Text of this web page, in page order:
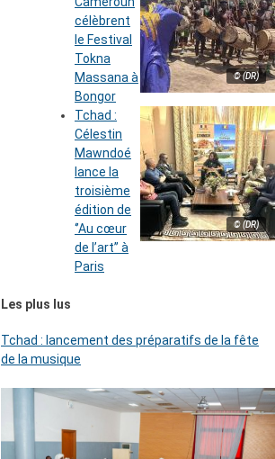
© (DR)
célèbrent
le Festival
Tokna
Massana à
Bongor
© (DR)
Tchad :
Célestin
Mawndoé
lance la
troisième
édition de
‘’Au cœur
de l’art’’ à
Paris
Les plus lus
Tchad : lancement des préparatifs de la fête
de la musique